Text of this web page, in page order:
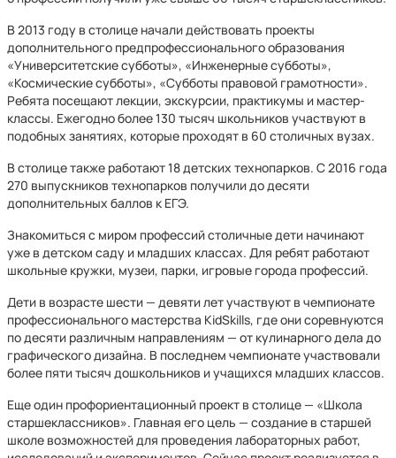
В 2013 году в столице начали действовать проекты
дополнительного предпрофессионального образования
«Университетские субботы», «Инженерные субботы»,
«Космические субботы», «Субботы правовой грамотности».
Ребята посещают лекции, экскурсии, практикумы и мастер-
классы. Ежегодно более 130 тысяч школьников участвуют в
подобных занятиях, которые проходят в 60 столичных вузах.
В столице также работают 18 детских технопарков. С 2016 года
270 выпускников технопарков получили до десяти
дополнительных баллов к ЕГЭ.
Знакомиться с миром профессий столичные дети начинают
уже в детском саду и младших классах. Для ребят работают
школьные кружки, музеи, парки, игровые города профессий.
Дети в возрасте шести — девяти лет участвуют в чемпионате
профессионального мастерства KidSkills, где они соревнуются
по десяти различным направлениям — от кулинарного дела до
графического дизайна. В последнем чемпионате участвовали
более пяти тысяч дошкольников и учащихся младших классов.
Еще один профориентационный проект в столице — «Школа
старшеклассников». Главная его цель — создание в старшей
школе возможностей для проведения лабораторных работ,